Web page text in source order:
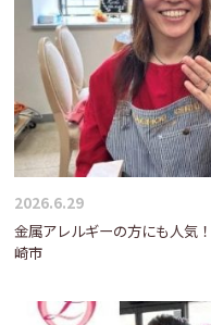
2026.6.29
金属アレルギーの方にも人気
崎市